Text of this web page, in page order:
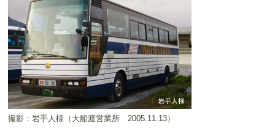
撮影：岩手人様（大船渡営業所 2005.11.13）